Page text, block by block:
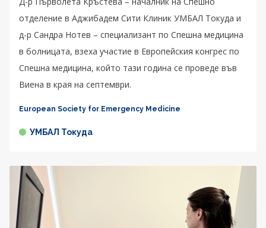
отделение в Аджибадем Сити Клиник УМБАЛ Токуда и
д-р Сандра Нотев – специализант по Спешна медицина
в болницата, взеха участие в Европейския конгрес по
Спешна медицина, който тази година се проведе във
Виена в края на септември.
European Society for Emergency Medicine
УМБАЛ Токуда